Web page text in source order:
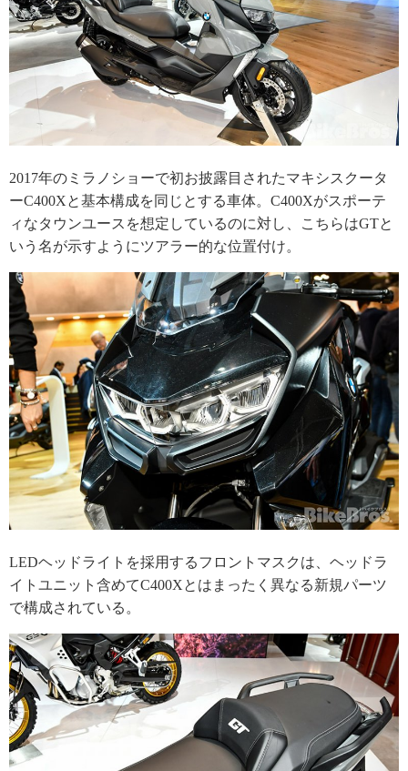
2017年のミラノショーで初お披露目されたマキシスクータ
ーC400Xと基本構成を同じとする車体。C400Xがスポーテ
ィなタウンユースを想定しているのに対し、こちらはGTと
いう名が示すようにツアラー的な位置付け。
LEDヘッドライトを採用するフロントマスクは、ヘッドラ
イトユニット含めてC400Xとはまったく異なる新規パーツ
で構成されている。